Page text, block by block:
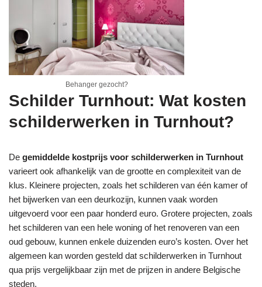
Behanger gezocht?
Schilder Turnhout: Wat kosten
schilderwerken in Turnhout?
De gemiddelde kostprijs voor schilderwerken in Turnhout
varieert ook afhankelijk van de grootte en complexiteit van de
klus. Kleinere projecten, zoals het schilderen van één kamer of
het bijwerken van een deurkozijn, kunnen vaak worden
uitgevoerd voor een paar honderd euro. Grotere projecten, zoals
het schilderen van een hele woning of het renoveren van een
oud gebouw, kunnen enkele duizenden euro’s kosten. Over het
algemeen kan worden gesteld dat schilderwerken in Turnhout
qua prijs vergelijkbaar zijn met de prijzen in andere Belgische
steden.